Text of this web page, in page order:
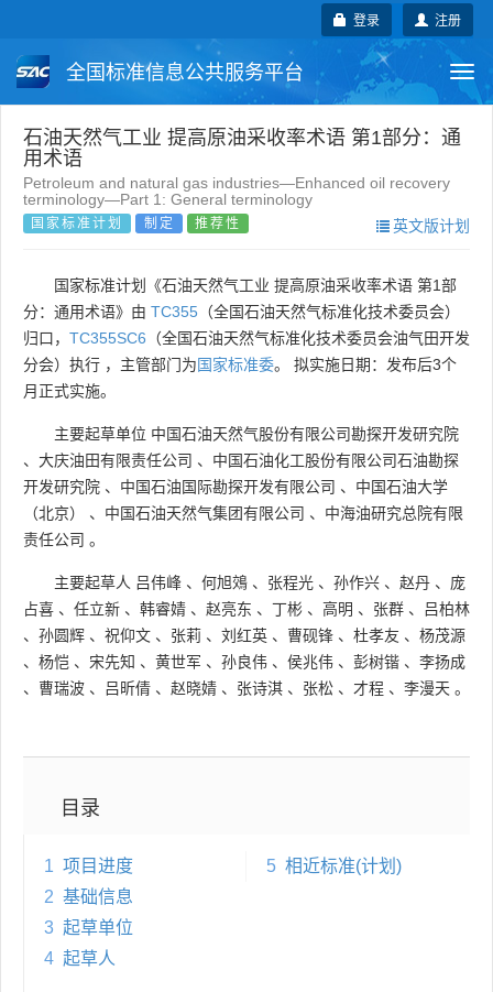
注册
登录
全国标准信息公共服务平台
国家标准 行业标准 地方标准
团体标准 企业标准 国际标准
石油天然气工业 提高原油采收率术语 第1部分：通
用术语
Petroleum and natural gas industries—Enhanced oil recovery
terminology—Part 1: General terminology
国家标准计划 制定 推荐性 英文版计划
国家标准计划《石油天然气工业 提高原油采收率术语 第1部
分：通用术语》由 TC355 （全国石油天然气标准化技术委员会）
归口， TC355SC6 （全国石油天然气标准化技术委员会油气田开发
分会）执行 ，主管部门为国家标准委。 拟实施日期：发布后3个
月正式实施。
主要起草单位 中国石油天然气股份有限公司勘探开发研究院
、 大庆油田有限责任公司 、 中国石油化工股份有限公司石油勘探
开发研究院 、 中国石油国际勘探开发有限公司 、 中国石油大学
（北京）
、 中国石油天然气集团有限公司 、 中海油研究总院有限
责任公司 。
主要起草人 吕伟峰 、 何旭鵁 、 张程光 、 孙作兴 、 赵丹 、 庞
占喜 、 任立新 、 韩睿婧 、 赵亮东 、 丁彬 、 高明 、 张群 、 吕柏林
、 孙圆辉 、 祝仰文 、 张莉 、 刘红英 、 曹砚锋 、 杜孝友 、 杨茂源
、 杨恺 、 宋先知 、 黄世军 、 孙良伟 、 侯兆伟 、 彭树锴 、 李扬成
、 曹瑞波 、 吕昕倩 、 赵晓婧 、 张诗淇 、 张松 、 才程 、 李漫天 。
目录
1 项目进度
2 基础信息
3 起草单位
4 起草人
5 相近标准(计划)